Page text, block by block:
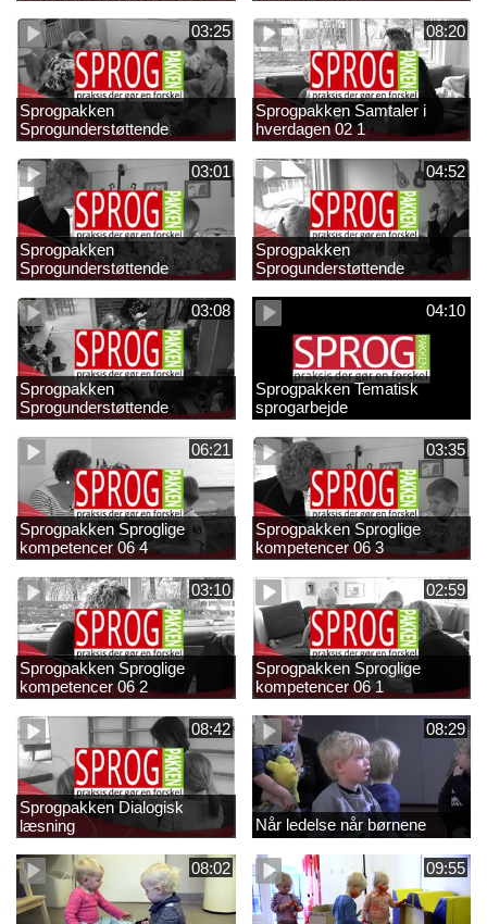
03:25
Sprogpakken
Sprogunderstøttende
strategier 01 4
08:20
Sprogpakken Samtaler i
hverdagen 02 1
03:01
Sprogpakken
Sprogunderstøttende
strategier 01 3
04:52
Sprogpakken
Sprogunderstøttende
strategier 01 2
03:08
Sprogpakken
Sprogunderstøttende
strategier 01 1
04:10
Sprogpakken Tematisk
sprogarbejde
06:21
Sprogpakken Sproglige
kompetencer 06 4
03:35
Sprogpakken Sproglige
kompetencer 06 3
03:10
Sprogpakken Sproglige
kompetencer 06 2
02:59
Sprogpakken Sproglige
kompetencer 06 1
08:42
Sprogpakken Dialogisk
læsning
08:29
Når ledelse når børnene
08:02 09:55